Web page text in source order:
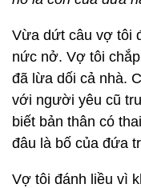
Vừa dứt câu vợ tôi
nức nở. Vợ tôi
đã lừa dối cả nhà.
với người yêu cũ
biết bản thân có
đâu là bố của đứa
Vợ tôi đánh liều vì